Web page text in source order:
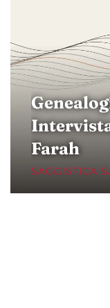
Farah
SAGGISTICA